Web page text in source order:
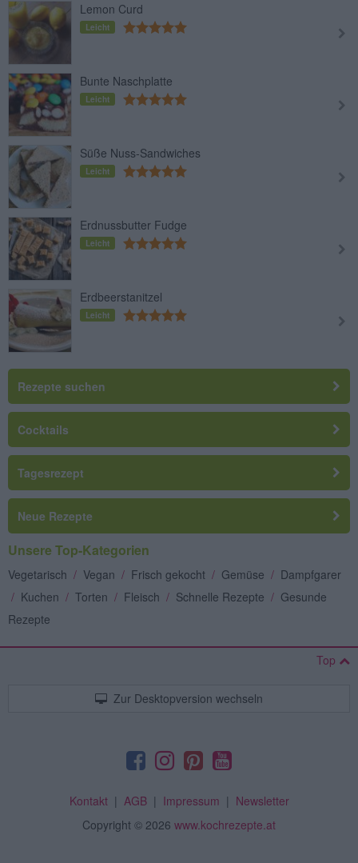
Lemon Curd
Leicht
Bunte Naschplatte
Leicht
Süße Nuss-Sandwiches
Leicht
Erdnussbutter Fudge
Leicht
Erdbeerstanitzel
Leicht
Rezepte suchen
Cocktails
Tagesrezept
Neue Rezepte
Unsere Top-Kategorien
Vegetarisch / Vegan / Frisch gekocht / Gemüse / Dampfgarer
/ Kuchen / Torten / Fleisch / Schnelle Rezepte / Gesunde
Rezepte
Top
Zur Desktopversion wechseln
Kontakt| AGB| Impressum | Newsletter
Copyright © 2026 www.kochrezepte.at